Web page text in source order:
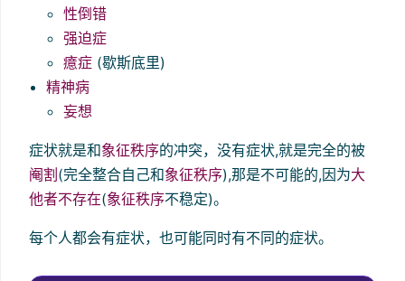
性倒错
强迫症
癔症 (歇斯底里)
精神病
妄想
症状就是和象征秩序的冲突，没有症状,就是完全的被
阉割(完全整合自己和象征秩序),那是不可能的,因为大
他者不存在(象征秩序不稳定)。
每个人都会有症状，也可能同时有不同的症状。